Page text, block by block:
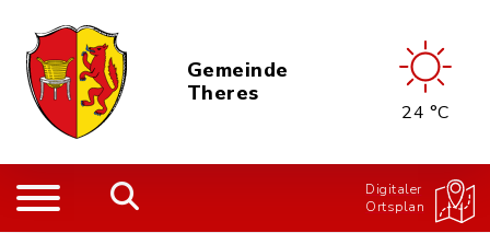
Gemeinde
Theres
24 °C
Digitaler
Ortsplan